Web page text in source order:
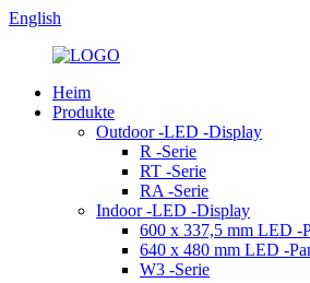
English
Heim
Produkte
Outdoor -LED -Display
R -Serie
RT -Serie
RA -Serie
Indoor -LED -Display
600 x 337,5 mm LED -
640 x 480 mm LED -
W3 -Serie